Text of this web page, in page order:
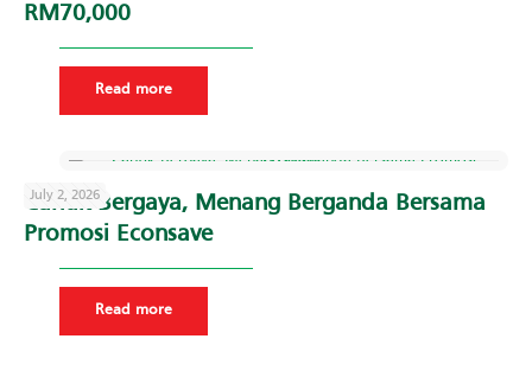
RM70,000
Read more
July 2, 2026
Cantik Bergaya, Menang Berganda Bersama
Promosi Econsave
Read more